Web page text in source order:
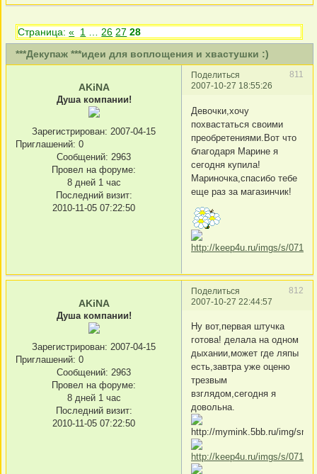
***Декупаж ***идеи для воплощения и хвастушки :)
Страница:« 1 26 27 28
Поделиться
811
2007-10-27 18:55:26
AKiNA
Душа компании!
Зарегистрирован: 2007-04-15
Приглашений: 0
Сообщений: 2963
Провел на форуме:
8 дней 1 час
Последний визит:
2010-11-05 07:22:50
Девочки,хочу
похвастаться своими
преобретениями.Вот что
благодаря Марине я
сегодня купила!
Мариночка,спасибо тебе
еще раз за магазинчик!
Поделиться
812
2007-10-27 22:44:57
AKiNA
Душа компании!
Зарегистрирован: 2007-04-15
Приглашений: 0
Сообщений: 2963
Провел на форуме:
8 дней 1 час
Последний визит:
2010-11-05 07:22:50
Ну вот,первая штучка
готова! делала на одном
дыхании,может где ляпы
есть,завтра уже оценю
трезвым
взглядом,сегодня я
довольна.